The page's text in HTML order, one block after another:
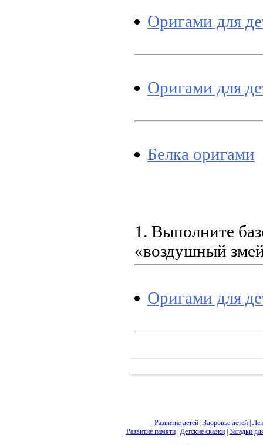
Оригами для
Оригами для
Белка оригами
1. Выполните
«воздушный
Оригами для
Развитие детей Здоровье детей
Развитие памяти| Детские сказки| Загадки